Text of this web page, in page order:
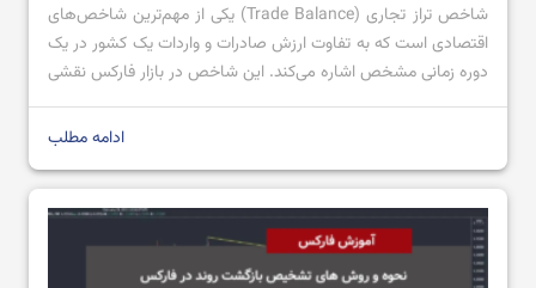
شاخص تراز تجاری (Trade Balance) یکی از مهم‌ترین شاخص‌های
اقتصادی است که به تفاوت ارزش صادرات و واردات یک کشور در یک
دوره زمانی مشخص اشاره می‌کند. این شاخص در بازار فارکس نقشی
کلیدی ایفا می‌کند، زیرا می‌تواند روی ارزش پول ملی یک کشور تاثیر
بگذارد. تراز تجاری مثبت، که به معنای صادرات بیشتر از […]ادامه مطلب